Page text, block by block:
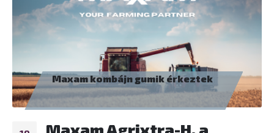
Maxam kombájn gumik érkeztek